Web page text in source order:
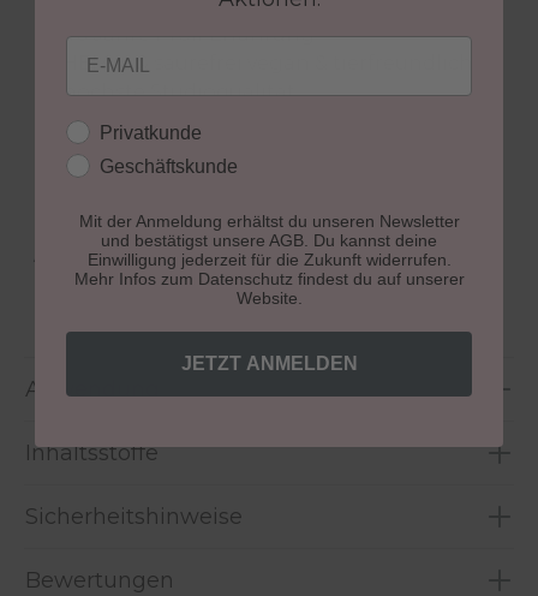
40 Jahre Profi-Erfahrung
HEMA- & säurefrei vegan & tierfreundlich
höchste Studioqualität
Fokus auf gesunde, schöne Nägel klare
Anwendungsanleitung mit Step-by-Step
Support für eine sichere Anwendung
Aushärtung: lichthärtend
10 ml
Anwendung
Inhaltsstoffe
Sicherheitshinweise
Bewertungen
Email
Kundengruppe
Privatkunde
Geschäftskunde
Mit der Anmeldung erhältst du unseren Newsletter
und bestätigst unsere AGB. Du kannst deine
Einwilligung jederzeit für die Zukunft widerrufen.
Mehr Infos zum Datenschutz findest du auf unserer
Website.
JETZT ANMELDEN